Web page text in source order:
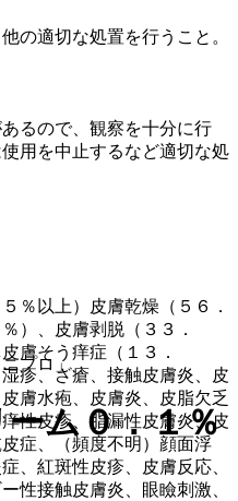
の適切な処置を行うこと。
るので、観察を十分に行
用を中止するなど適切な処
％以上）皮膚乾燥（５６．
）、皮膚剥脱（３３．
膚そう痒症（１３．
疹、ざ瘡、接触皮膚炎、皮
膚水疱、皮膚炎、皮脂欠乏
性皮疹、脂漏性皮膚炎、皮
症、（頻度不明）顔面浮
、紅斑性皮疹、皮膚反応、
性接触皮膚炎、眼瞼刺激、
プロ」
ム０．１％